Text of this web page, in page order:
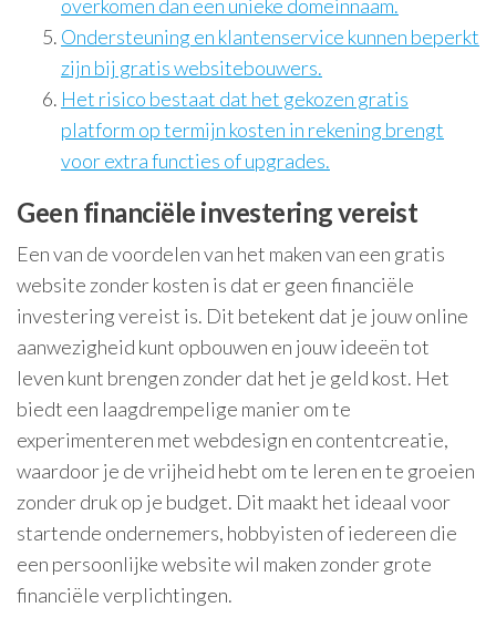
overkomen dan een unieke domeinnaam.
Ondersteuning en klantenservice kunnen beperkt
zijn bij gratis websitebouwers.
Het risico bestaat dat het gekozen gratis
platform op termijn kosten in rekening brengt
voor extra functies of upgrades.
Geen financiële investering vereist
Een van de voordelen van het maken van een gratis
website zonder kosten is dat er geen financiële
investering vereist is. Dit betekent dat je jouw online
aanwezigheid kunt opbouwen en jouw ideeën tot
leven kunt brengen zonder dat het je geld kost. Het
biedt een laagdrempelige manier om te
experimenteren met webdesign en contentcreatie,
waardoor je de vrijheid hebt om te leren en te groeien
zonder druk op je budget. Dit maakt het ideaal voor
startende ondernemers, hobbyisten of iedereen die
een persoonlijke website wil maken zonder grote
financiële verplichtingen.